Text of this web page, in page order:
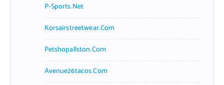
P-Sports.net
Korsairstreetwear.com
Petshopallston.com
Avenue26tacos.com